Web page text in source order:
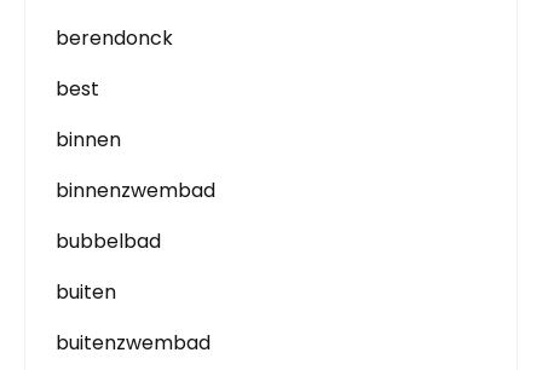
berendonck
best
binnen
binnenzwembad
bubbelbad
buiten
buitenzwembad